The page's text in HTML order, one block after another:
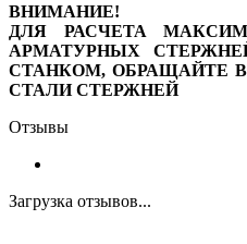
ВНИМАНИЕ!
ДЛЯ РАСЧЕТА
АРМАТУРНЫХ
СТАНКОМ, ОБРАЩАЙТЕ
СТАЛИ СТЕРЖНЕЙ
Отзывы
Загрузка отзывов...